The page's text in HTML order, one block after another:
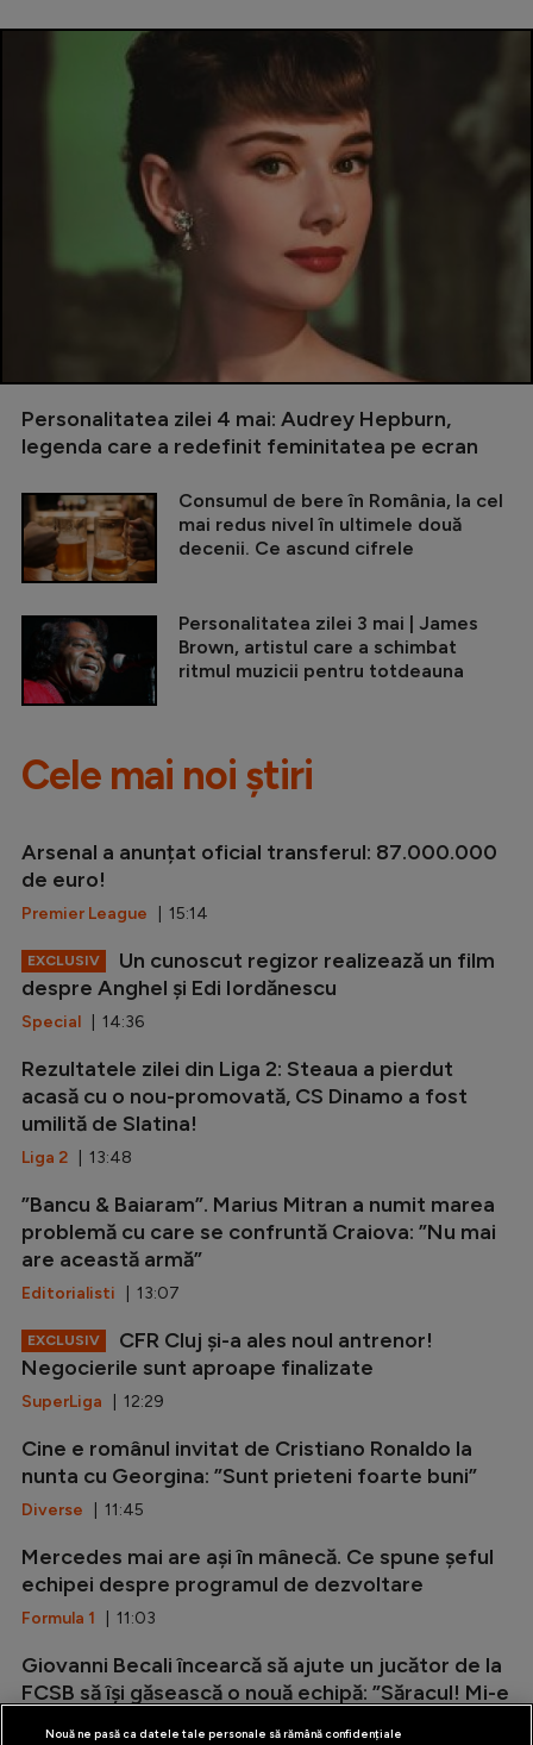
Personalitatea zilei 4 mai: Audrey Hepburn,
legenda care a redefinit feminitatea pe ecran
Consumul de bere în România, la cel
mai redus nivel în ultimele două
decenii. Ce ascund cifrele
Personalitatea zilei 3 mai | James
Brown, artistul care a schimbat
ritmul muzicii pentru totdeauna
Cele mai noi știri
Arsenal a anunțat oficial transferul: 87.000.000
de euro!
Premier League | 15:14
EXCLUSIV
Un cunoscut regizor realizează un film
despre Anghel și Edi Iordănescu
Special | 14:36
Rezultatele zilei din Liga 2: Steaua a pierdut
acasă cu o nou-promovată, CS Dinamo a fost
umilită de Slatina!
Liga 2 | 13:48
”Bancu & Baiaram”. Marius Mitran a numit marea
problemă cu care se confruntă Craiova: ”Nu mai
are această armă”
Editorialisti | 13:07
EXCLUSIV
CFR Cluj și-a ales noul antrenor!
Negocierile sunt aproape finalizate
SuperLiga | 12:29
Cine e românul invitat de Cristiano Ronaldo la
nunta cu Georgina: ”Sunt prieteni foarte buni”
Diverse | 11:45
Mercedes mai are ași în mânecă. Ce spune șeful
echipei despre programul de dezvoltare
Formula 1 | 11:03
Giovanni Becali încearcă să ajute un jucător de la
FCSB să își găsească o nouă echipă: ”Săracul! Mi-e
Nouă ne pasă ca datele tale personale să rămână confidențiale